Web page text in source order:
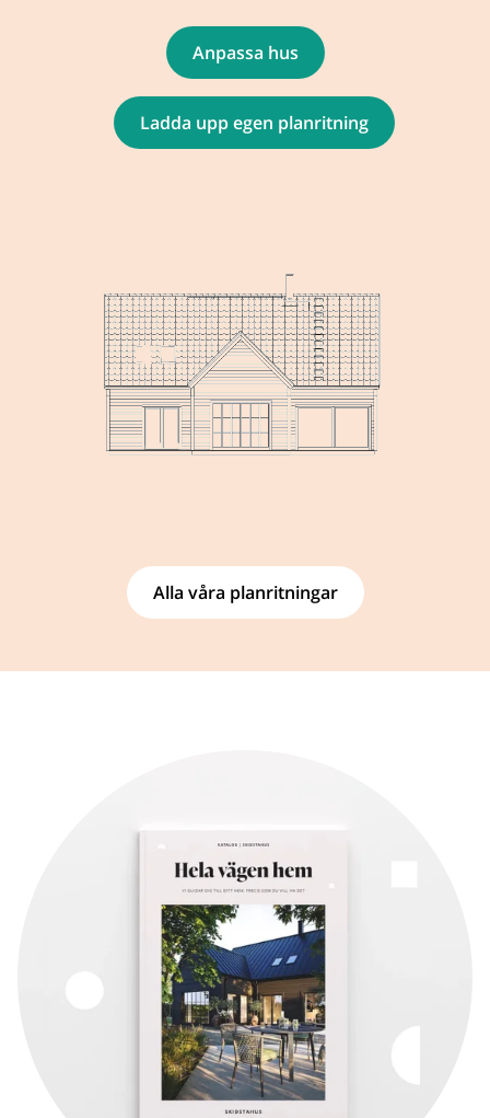
Anpassa hus
Ladda upp egen planritning
Alla våra planritningar